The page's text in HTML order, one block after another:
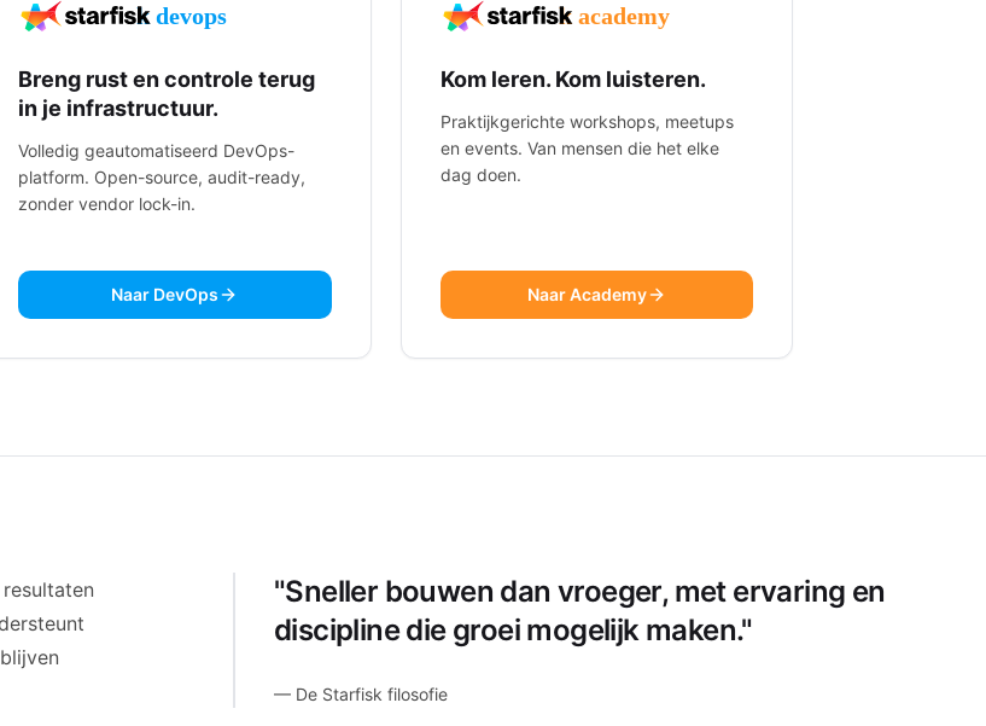
Breng rust en controle terug
in je infrastructuur.
Volledig geautomatiseerd DevOps-
platform. Open-source, audit-ready,
zonder vendor lock-in.
Naar DevOps
Kom leren. Kom luisteren.
Praktijkgerichte workshops, meetups
en events. Van mensen die het elke
dag doen.
Naar Academy
blijven
"Sneller bouwen dan vroeger, met ervaring en
discipline die groei mogelijk maken."
— De Starfisk filosofie